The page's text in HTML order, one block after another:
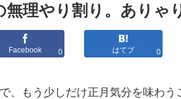
無理やり割り。ありゃ
Facebook 0 はてブ 0
、もう少しだけ正月気分を味わ